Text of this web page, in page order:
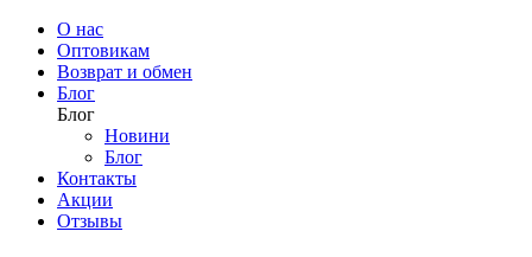
О нас
Оптовикам
Возврат и обмен
Блог
Блог
Новини
Блог
Контакты
Акции
Отзывы